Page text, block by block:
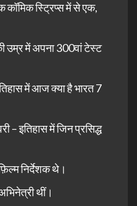
कॉमिक स्ट्रिप्स में से एक,
उम्र में अपना 300वां टेस्ट
में आज क्या है भारत 7
– इतिहास में जिन प्रसिद्ध
निर्देशक थे।
थीं।